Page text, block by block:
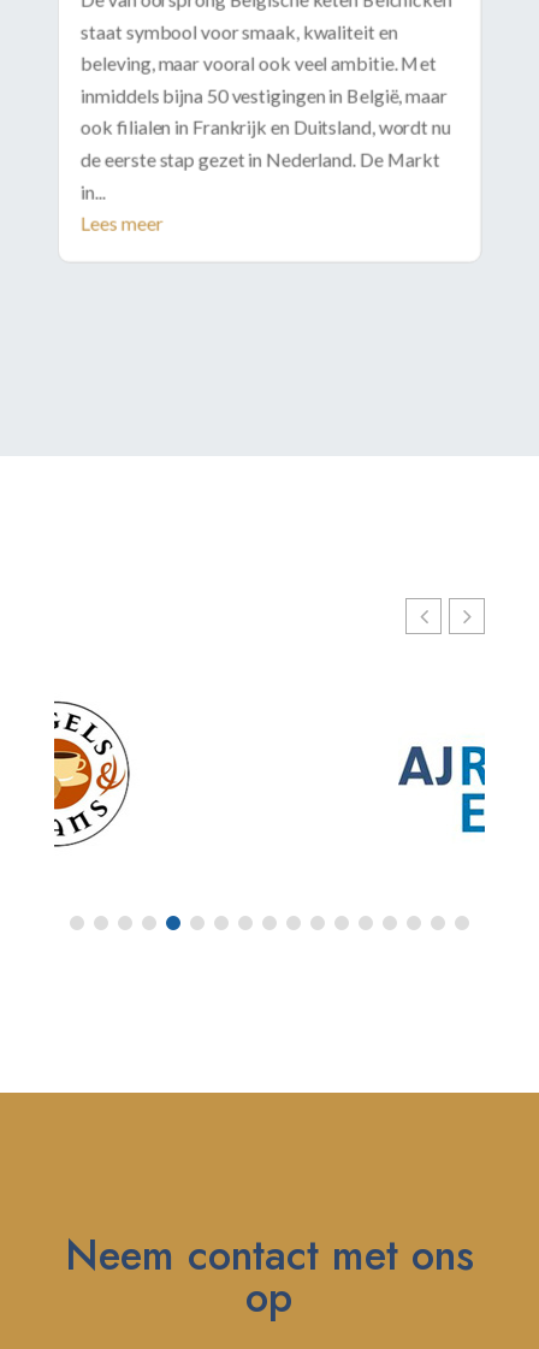
staat symbool voor smaak, kwaliteit en
beleving, maar vooral ook veel ambitie. Met
inmiddels bijna 50 vestigingen in België, maar
ook filialen in Frankrijk en Duitsland, wordt nu
de eerste stap gezet in Nederland. De Markt
in...
Lees meer
Neem contact met ons
op